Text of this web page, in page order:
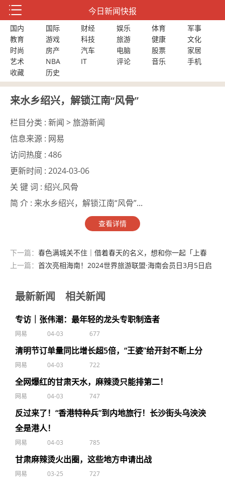
今日新闻快报
国内 国际 财经 娱乐 体育
军事
教育
游戏 科技 旅游 健康
文化
时尚
房产 汽车 电脑 股票
家居
艺术
NBA IT 评论 音乐
手机
收藏
历史
来水乡绍兴，解锁江南“风骨”
栏目分类 : 新闻 > 旅游新闻
信息来源 : 网易
访问热度 : 486
更新时间 : 2024-03-06
关 键 词 : 绍兴,风骨
简 介 : 来水乡绍兴，解锁江南“风骨”...
查看详情
下一篇： 春色满城关不住｜借着春天的名义，想和你一起「上春
山」
上一篇： 首次亮相海南！2024世界旅游联盟·海南会员日3月5日启
最新新闻 相关新闻
专访｜张伟潮：最年轻的龙头专职制造者
网易 04-03 677
清明节订单量同比增长超5倍，“王婆”给开封不断上分
网易 04-03 722
全网爆红的甘肃天水，麻辣烫只能排第二！
网易 04-03 747
反过来了！“香港特种兵”到内地旅行！长沙街头乌泱泱
全是港人！
网易 04-03 785
甘肃麻辣烫火出圈，这些地方申请出战
网易 03-25 727